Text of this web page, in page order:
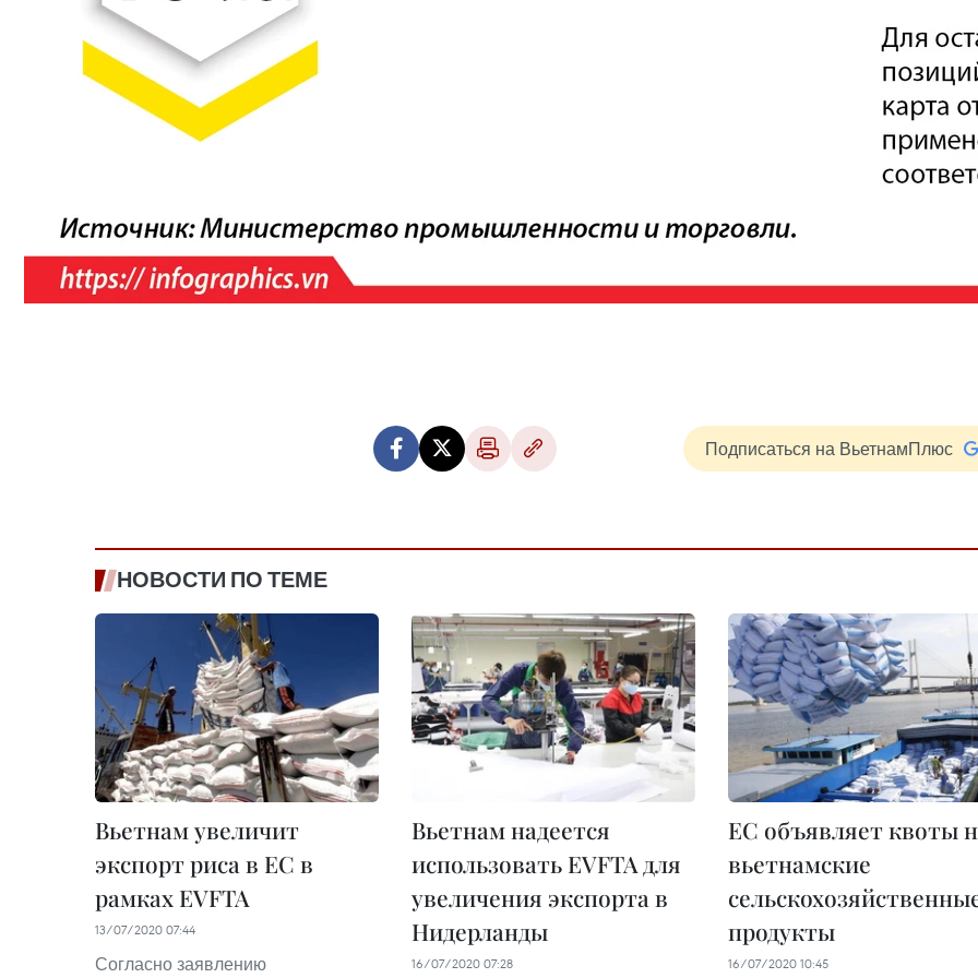
Подписаться на ВьетнамПлюс
НОВОСТИ ПО ТЕМЕ
Вьетнам увеличит
экспорт риса в ЕС в
рамках EVFTA
13/07/2020 07:44
Согласно заявлению
Вьетнам надеется
использовать EVFTA для
увеличения экспорта в
Нидерланды
16/07/2020 07:28
ЕС объявляет квоты
вьетнамские
продукты
16/07/2020 10:45